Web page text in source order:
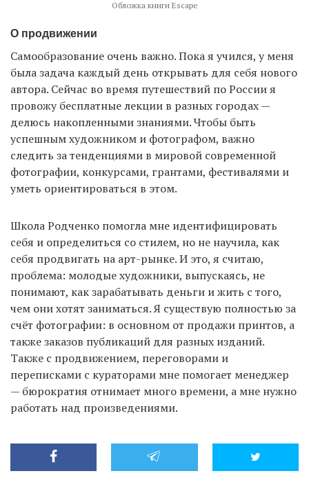
Обложка книги Escape
О продвижении
Самообразование очень важно. Пока я учился, у меня
была задача каждый день открывать для себя нового
автора. Сейчас во время путешествий по России я
провожу бесплатные лекции в разных городах —
делюсь накопленными знаниями. Чтобы быть
успешным художником и фотографом, важно
следить за тенденциями в мировой современной
фотографии, конкурсами, грантами, фестивалями и
уметь ориентироваться в этом.
Школа Родченко помогла мне идентифицировать
себя и определиться со стилем, но не научила, как
себя продвигать на арт-рынке. И это, я считаю,
проблема: молодые художники, выпускаясь, не
понимают, как зарабатывать деньги и жить с того,
чем они хотят заниматься. Я существую полностью за
счёт фотографии: в основном от продажи принтов, а
также заказов публикаций для разных изданий.
Также с продвижением, переговорами и
переписками с кураторами мне помогает менеджер
— бюрократия отнимает много времени, а мне нужно
работать над произведениями.